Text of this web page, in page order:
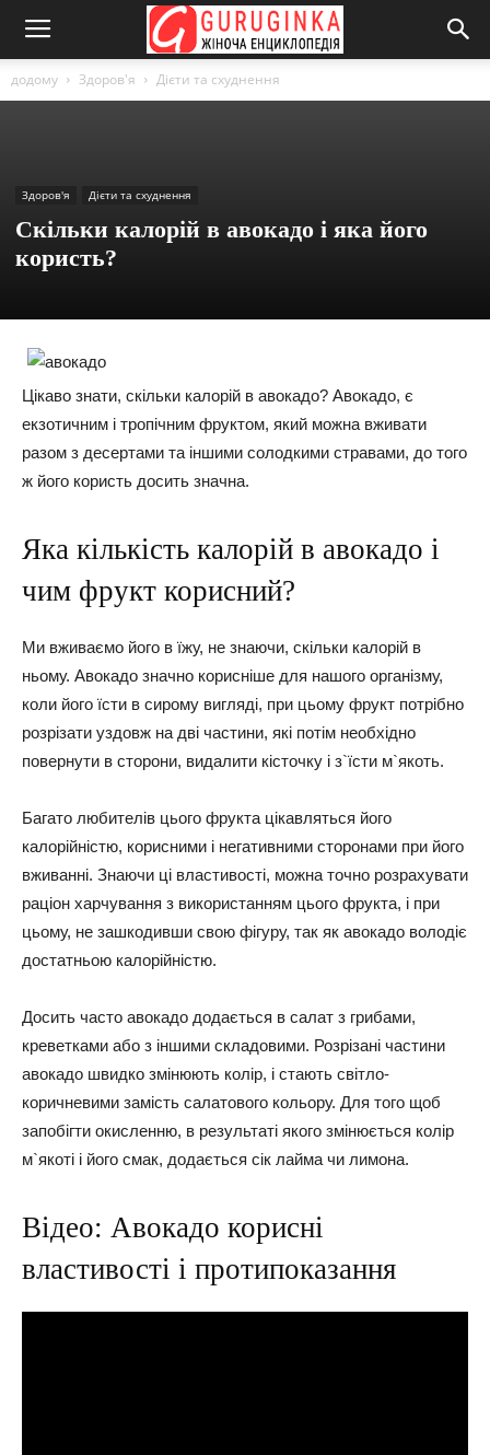
додому Здоров'я Дієти та схуднення
Здоров'я Дієти та схуднення
Скільки калорій в авокадо і яка його
користь?
Цікаво знати, скільки калорій в авокадо? Авокадо, є
екзотичним і тропічним фруктом, який можна вживати
разом з десертами та іншими солодкими стравами, до того
ж його користь досить значна.
Яка кількість калорій в авокадо і
чим фрукт корисний?
Ми вживаємо його в їжу, не знаючи, скільки калорій в
ньому. Авокадо значно корисніше для нашого організму,
коли його їсти в сирому вигляді, при цьому фрукт потрібно
розрізати уздовж на дві частини, які потім необхідно
повернути в сторони, видалити кісточку і з`їсти м`якоть.
Багато любителів цього фрукта цікавляться його
калорійністю, корисними і негативними сторонами при його
вживанні. Знаючи ці властивості, можна точно розрахувати
раціон харчування з використанням цього фрукта, і при
цьому, не зашкодивши свою фігуру, так як авокадо володіє
достатньою калорійністю.
Досить часто авокадо додається в салат з грибами,
креветками або з іншими складовими. Розрізані частини
авокадо швидко змінюють колір, і стають світло-
коричневими замість салатового кольору. Для того щоб
запобігти окисленню, в результаті якого змінюється колір
м`якоті і його смак, додається сік лайма чи лимона.
Відео: Авокадо корисні
властивості і протипоказання